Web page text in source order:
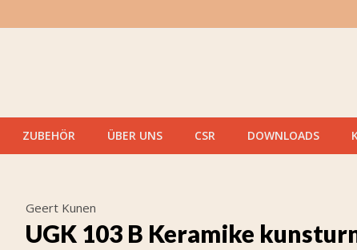
ZUBEHÖR ÜBER UNS CSR DOWNLOADS
Geert Kunen
UGK 103 B Keramike